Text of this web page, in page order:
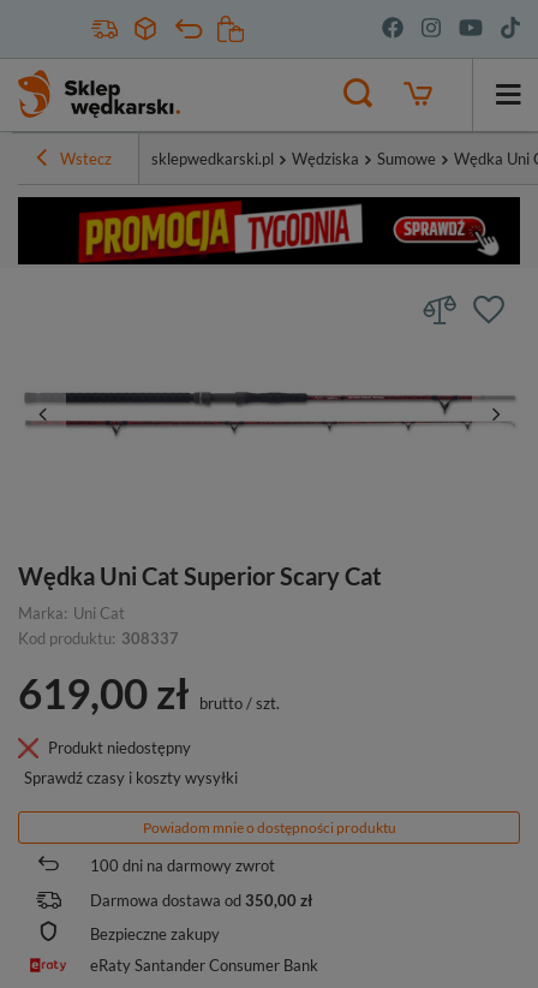
Wstecz sklepwedkarski.pl Wędziska Sumowe Wędka Uni
Wędka Uni Cat Superior Scary Cat
Marka: Uni Cat
Kod produktu: 308337
619,00 zł brutto/szt.
Produkt niedostępny
Sprawdź czasy i koszty wysyłki
Powiadom mnie o dostępności produktu
100 dni na darmowy zwrot
Darmowa dostawa od 350,00 zł
Bezpieczne zakupy
eRaty Santander Consumer Bank